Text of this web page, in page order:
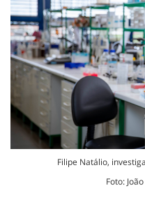
Filipe Natálio,
Foto: